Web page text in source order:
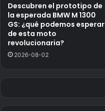
Descubren el prototipo de
la esperada BMW M 1300
GS: ¿qué podemos esperar
de esta moto
revolucionaria?
2026-08-02